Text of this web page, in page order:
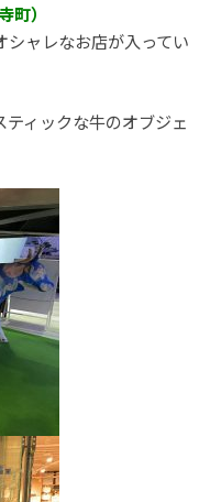
）
ャレなお店が入ってい
ィックな牛のオブジェ